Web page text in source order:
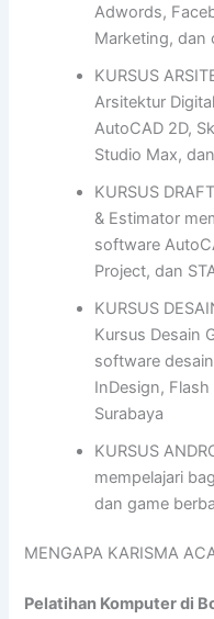
Adwords,
Marketing, dan
KURSUS
Arsitektur
AutoCAD 2D,
Studio Max,
KURSUS
& Estimator
software
Project, dan
KURSUS
Kursus Desain
software
InDesign,
Surabaya
KURSUS
mempelajari
dan game
MENGAPA KARISMA
Pelatihan Komputer di